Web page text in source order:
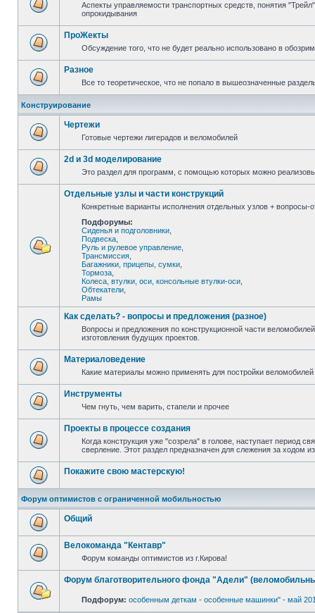
Аспекты управляемости транспортных средств, понятия
опрокидывания
ПроЖекты
Обсуждение того, что не будет реально использовано в
Разное
Все то теоретическое, что не попало в вышеозначенные
Конструирование
Чертежи
Готовые чертежи лигерадов и веломобилей
2d и 3d моделирование
Это раздел для программ, с помощью которых можно
Отдельные узлы и части конструкций
Конкретные варианты исполнения отдельных узлов + вопросы-
Подфорумы:
Сиденья и подголовники
Подвеска
Руль и рулевое управление
Трансмиссия
Багажники, прицепы, сумки
Тормоза
Колеса, втулки, оси, консольные втулки-оси
Обтекатели
Рамы
Как сделать? - вопросы и предложения (разное)
Вопросы и предложения по конструкционной части
изготовления будущих проектов.
Материаловедение
Какие материалы можно применять для постройки
Инструменты
Чем гнуть, чем варить, стапели и прочее
Проекты в процессе создания
Когда конструкция уже "созрела" в голове, наступает период
сверление. Этот раздел предназначен для слежения за ходом
Покажите свою мастерскую!
Форум оптимистов с ограниченной мобильностью
Общий
Велокоманда "Кентавр"
Форум команды оптимистов из г.Кирова!
Форум благотворительного фонда "Адели"
Подфорум: особенным деткам - особенные машинки" - май